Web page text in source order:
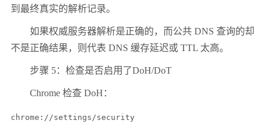
到最终真实的解析记录。
如果权威服务器解析是正确的，而公共 DNS 查询的却
不是正确结果，则代表 DNS 缓存延迟或 TTL 太高。
步骤 5：检查是否启用了DoH/DoT
Chrome 检查 DoH：